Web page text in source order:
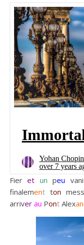
Fieret un peu
finalement ton
arriver au Pont Alexan